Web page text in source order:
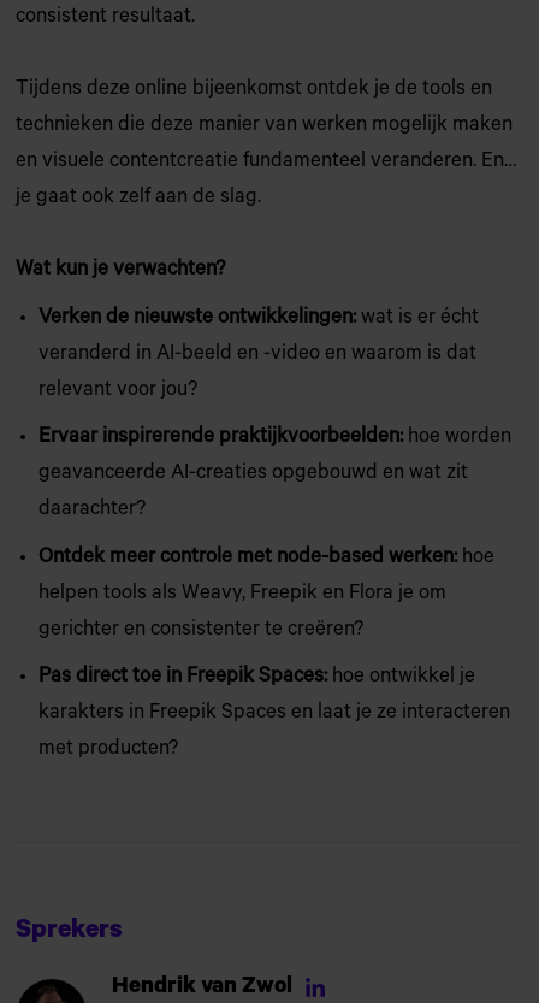
consistent resultaat.
Tijdens deze online bijeenkomst ontdek je de tools en
technieken die deze manier van werken mogelijk maken
en visuele contentcreatie fundamenteel veranderen. En…
je gaat ook zelf aan de slag.
Wat kun je verwachten?
Verken de nieuwste ontwikkelingen:wat is er écht
veranderd in AI-beeld en -video en waarom is dat
relevant voor jou?
Ervaar inspirerende praktijkvoorbeelden: hoe worden
geavanceerde AI-creaties opgebouwd en wat zit
daarachter?
Ontdek meer controle met node-based werken: hoe
helpen tools als Weavy, Freepik en Flora je om
gerichter en consistenter te creëren?
Pas direct toe in Freepik Spaces: hoe ontwikkel je
karakters in Freepik Spaces en laat je ze interacteren
met producten?
Sprekers
Hendrik van Zwol